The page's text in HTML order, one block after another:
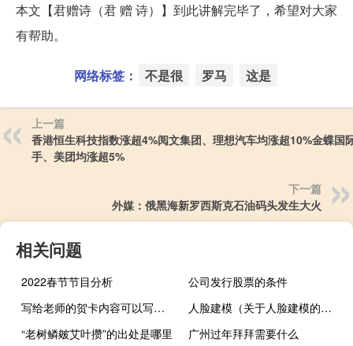
本文【君赠诗（君 赠 诗）】到此讲解完毕了，希望对大家
有帮助。
网络标签： 不是很 罗马 这是
上一篇
香港恒生科技指数涨超4%阅文集团、理想汽车均涨超10%金蝶国
手、美团均涨超5%
下一篇
外媒：俄黑海新罗西斯克石油码头发生大火
相关问题
2022春节节目分析
公司发行股票的条件
写给老师的贺卡内容可以写什么（写给老师的贺卡内容）
人脸建模（关于人脸建模的介绍）
“老树鳞皴艾叶攒”的出处是哪里
广州过年拜拜需要什么